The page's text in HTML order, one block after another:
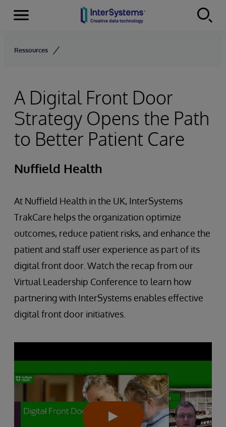
Skip to content
Menu
Ressources
A Digital Front Door
Strategy Opens the Path
to Better Patient Care
Nuffield Health
At Nuffield Health in the UK, InterSystems
TrakCare helps the organization optimize
outcomes, reduce patient risks, and enhance the
patient and staff user experience as part of its
digital front door. Watch the recap from our
Virtual Leadership Conference to learn how
partnering with InterSystems enables effective
digital front door initiatives.